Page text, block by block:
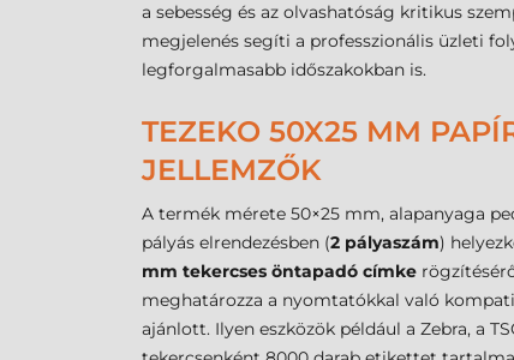
a sebesség és az olvashatóság kritikus
megjelenés segíti a professzionális üzleti
legforgalmasabb időszakokban is.
TEZEKO 50X25 MM
JELLEMZŐK
A termék mérete 50×25 mm, alapanyaga
pályás elrendezésben (2 pályaszám)
mm tekercses öntapadó címke
meghatározza a nyomtatókkal való
ajánlott. Ilyen eszközök például a Zebra, a